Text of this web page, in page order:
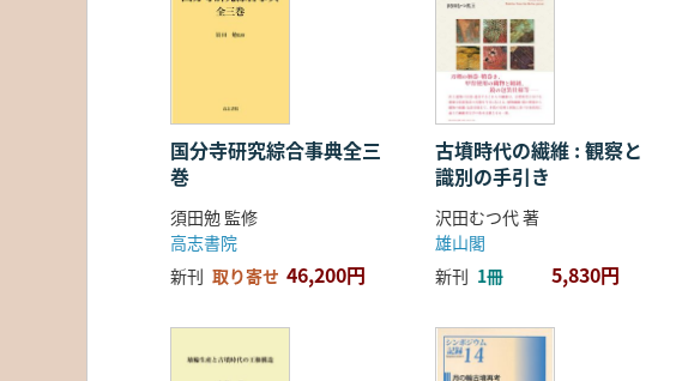
国分寺研究綜合事典全三
巻
須田勉 監修
高志書院
新刊 取り寄せ 46,200円
古墳時代の繊維 : 観察と
識別の手引き
沢田むつ代 著
雄山閣
新刊 1冊 5,830円